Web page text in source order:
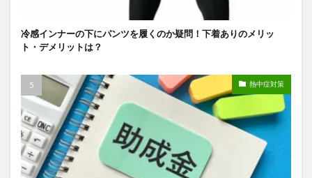
冷感インナーの下にパンツを履くのか疑問！下着ありのメリッ
ト・デメリットは？
熱中症対策